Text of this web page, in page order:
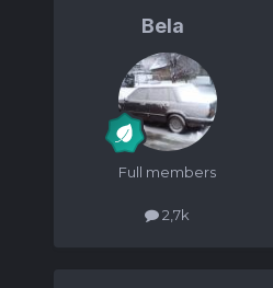
Bela
Full members
2,7k